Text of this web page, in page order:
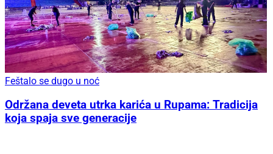
Feštalo se dugo u noć
Održana deveta utrka karića u Rupama: Tradicija
koja spaja sve generacije